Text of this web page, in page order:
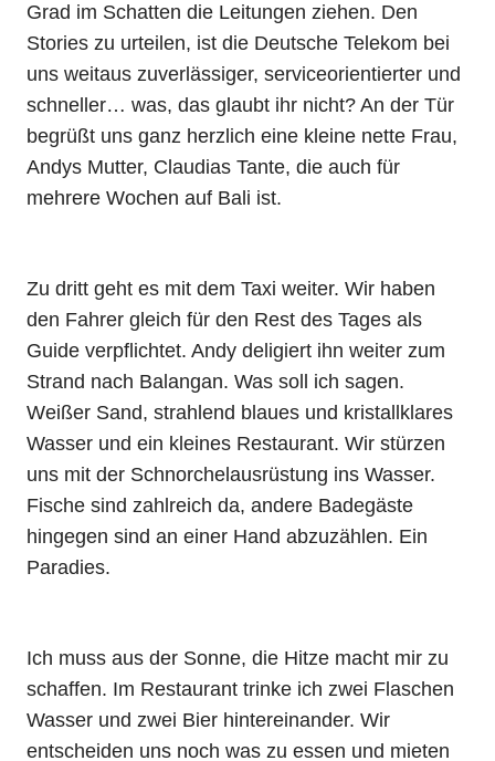
Grad im Schatten die Leitungen ziehen. Den
Stories zu urteilen, ist die Deutsche Telekom bei
uns weitaus zuverlässiger, serviceorientierter und
schneller… was, das glaubt ihr nicht? An der Tür
begrüßt uns ganz herzlich eine kleine nette Frau,
Andys Mutter, Claudias Tante, die auch für
mehrere Wochen auf Bali ist.
Zu dritt geht es mit dem Taxi weiter. Wir haben
den Fahrer gleich für den Rest des Tages als
Guide verpflichtet. Andy deligiert ihn weiter zum
Strand nach Balangan. Was soll ich sagen.
Weißer Sand, strahlend blaues und kristallklares
Wasser und ein kleines Restaurant. Wir stürzen
uns mit der Schnorchelausrüstung ins Wasser.
Fische sind zahlreich da, andere Badegäste
hingegen sind an einer Hand abzuzählen. Ein
Paradies.
Ich muss aus der Sonne, die Hitze macht mir zu
schaffen. Im Restaurant trinke ich zwei Flaschen
Wasser und zwei Bier hintereinander. Wir
entscheiden uns noch was zu essen und mieten